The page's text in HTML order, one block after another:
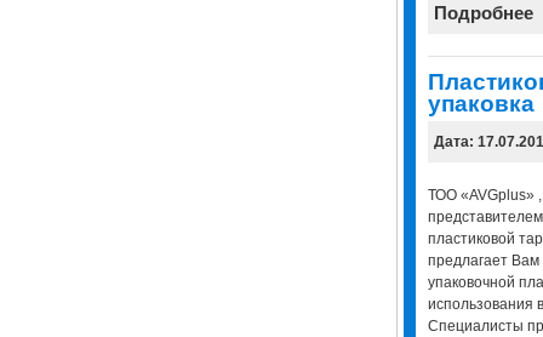
Подробнее
упаковка
Дата:
ТОО «AVGplus»
пластиковой
предлагает
упаковочной
использования
Специалисты